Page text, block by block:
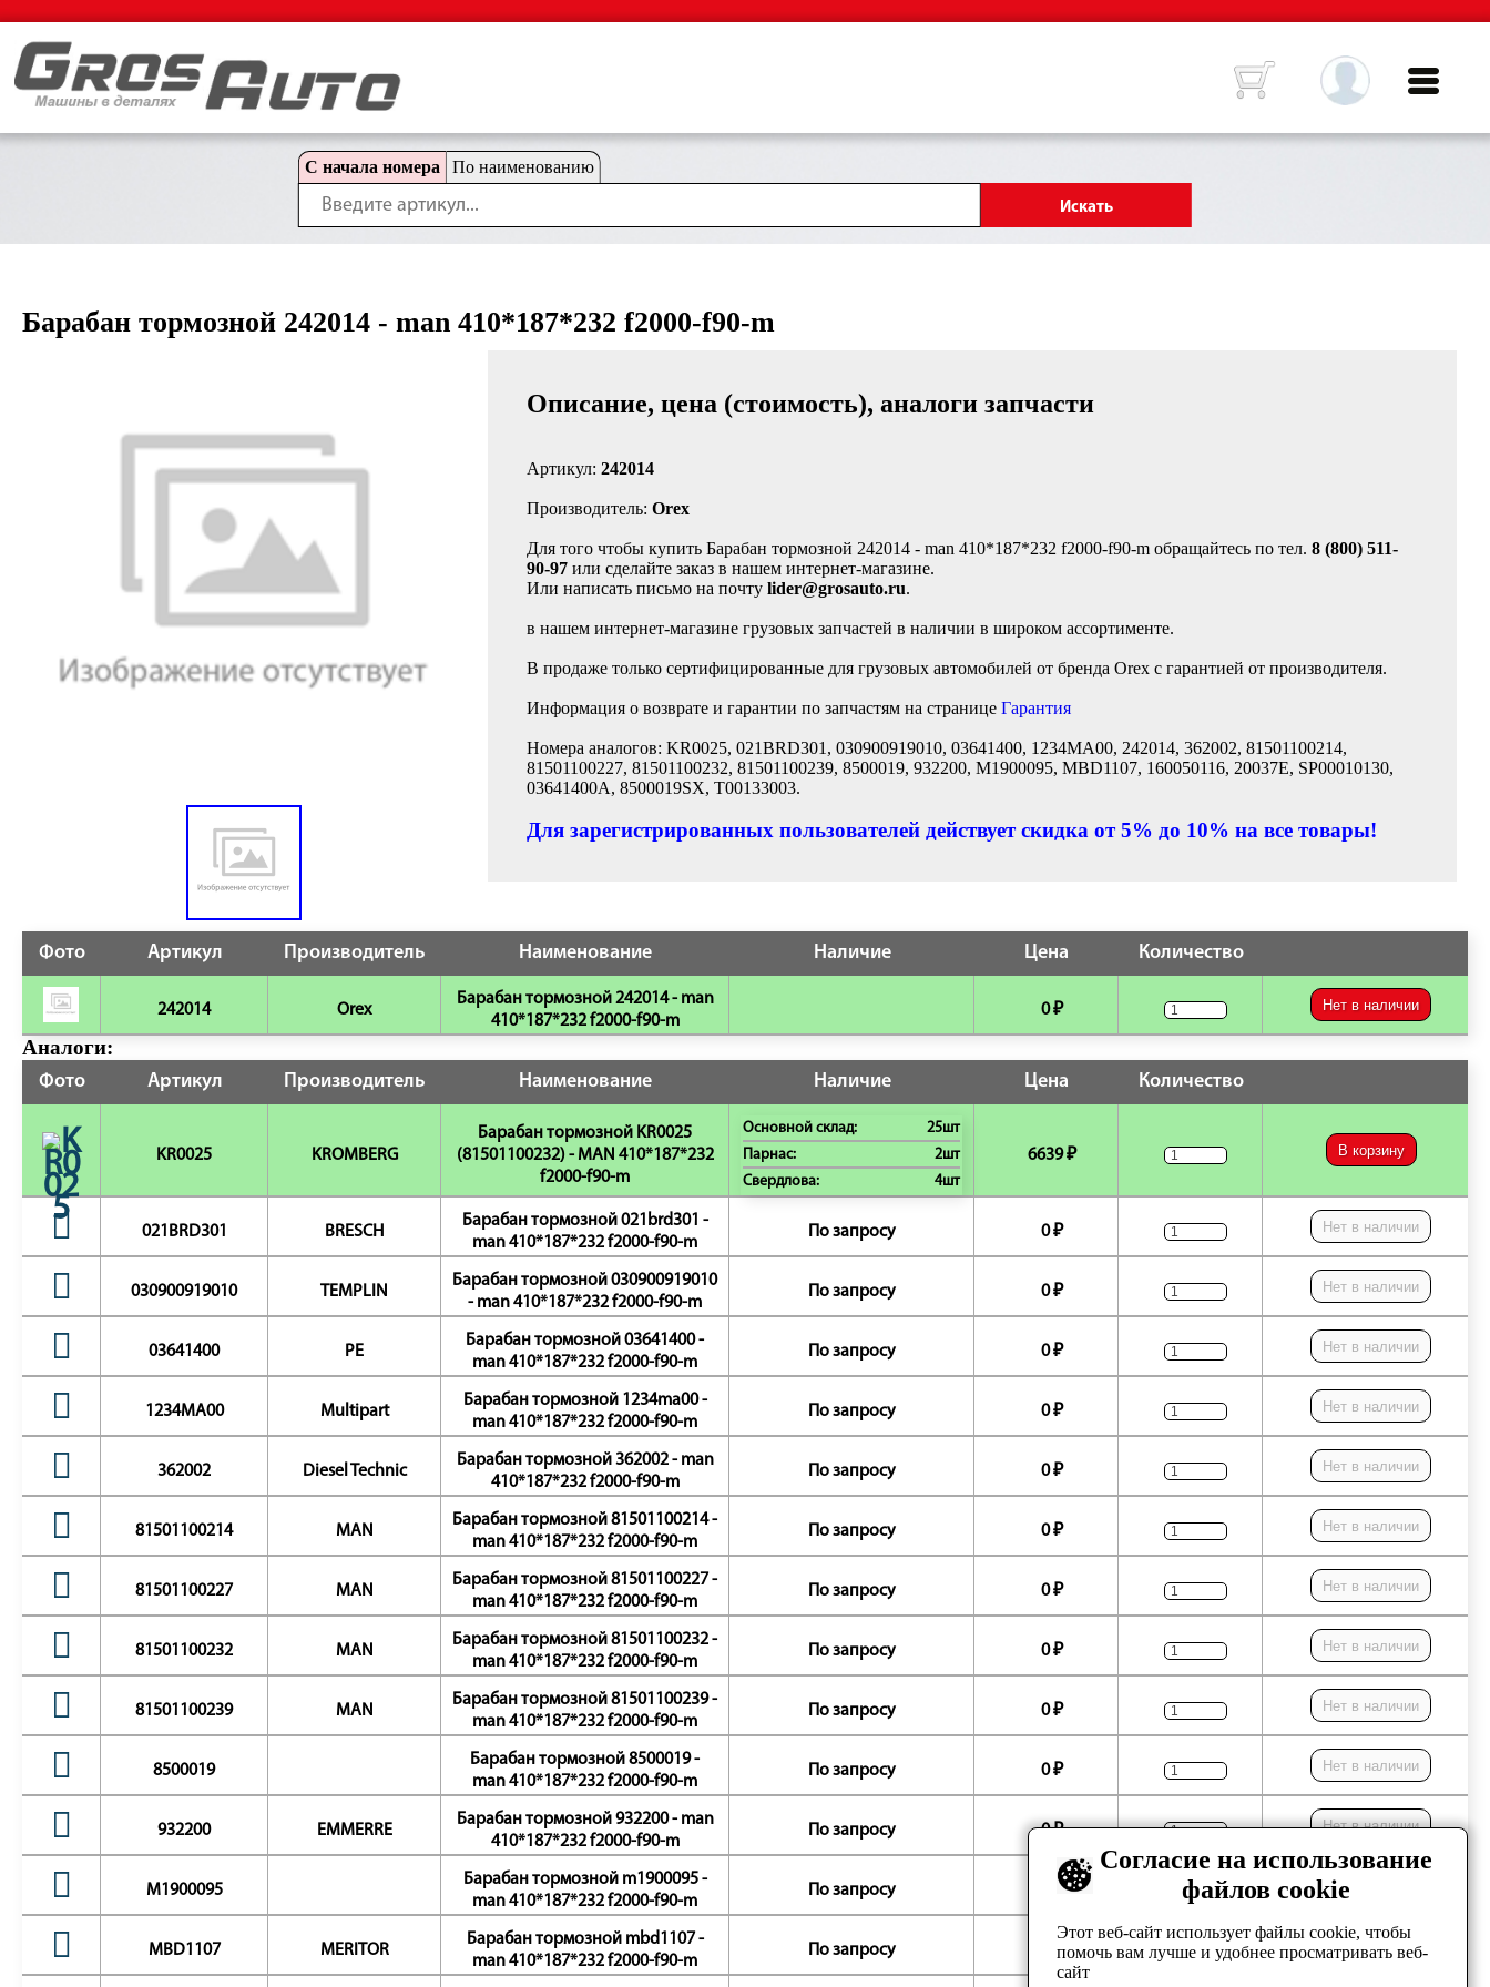
С начала номера По наименованию
Барабан тормозной 242014 - man 410*187*232 f2000-f90-m
Описание, цена (стоимость), аналоги запчасти
Артикул: 242014
Производитель: Orex
Для того чтобы купить Барабан тормозной 242014 - man 410*187*232 f2000-f90-m обращайтесь по тел. 8 (800) 511-
90-97 или сделайте заказ в нашем интернет-магазине.
Или написать письмо на почту lider@grosauto.ru.
в нашем интернет-магазине грузовых запчастей в наличии в широком ассортименте.
В продаже только сертифицированные для грузовых автомобилей от бренда Orex с гарантией от производителя.
Информация о возврате и гарантии по запчастям на странице Гарантия
Номера аналогов: KR0025, 021BRD301, 030900919010, 03641400, 1234MA00, 242014, 362002, 81501100214,
81501100227, 81501100232, 81501100239, 8500019, 932200, M1900095, MBD1107, 160050116, 20037E, SP00010130,
03641400A, 8500019SX, T00133003.
Для зарегистрированных пользователей действует скидка от 5% до 10% на все товары!
Фото Артикул Производитель Наименование Наличие Цена Количество
242014 Orex
Барабан тормозной 242014 - man
410*187*232 f2000-f90-m
0 ₽ Нет в наличии
Аналоги:
Фото Артикул Производитель Наименование Наличие Цена Количество
KR0025 KROMBERG
Барабан тормозной KR0025
(81501100232) - MAN 410*187*232
f2000-f90-m
Основной склад:
25шт
Парнас:
2шт
Свердлова:
4шт
6639 ₽ В корзину
021BRD301 BRESCH
Барабан тормозной 021brd301 -
man 410*187*232 f2000-f90-m
По запросу 0 ₽ Нет в наличии
030900919010 TEMPLIN
Барабан тормозной 030900919010
- man 410*187*232 f2000-f90-m
По запросу 0 ₽ Нет в наличии
03641400 PE
Барабан тормозной 03641400 -
man 410*187*232 f2000-f90-m
По запросу 0 ₽ Нет в наличии
1234MA00 Multipart
Барабан тормозной 1234ma00 -
man 410*187*232 f2000-f90-m
По запросу 0 ₽ Нет в наличии
362002 Diesel Technic
Барабан тормозной 362002 - man
410*187*232 f2000-f90-m
По запросу 0 ₽ Нет в наличии
81501100214 MAN
Барабан тормозной 81501100214 -
man 410*187*232 f2000-f90-m
По запросу 0 ₽ Нет в наличии
81501100227 MAN
Барабан тормозной 81501100227 -
man 410*187*232 f2000-f90-m
По запросу 0 ₽ Нет в наличии
81501100232 MAN
Барабан тормозной 81501100232 -
man 410*187*232 f2000-f90-m
По запросу 0 ₽ Нет в наличии
81501100239 MAN
Барабан тормозной 81501100239 -
man 410*187*232 f2000-f90-m
По запросу 0 ₽ Нет в наличии
8500019
Барабан тормозной 8500019 -
man 410*187*232 f2000-f90-m
По запросу 0 ₽ Нет в наличии
932200 EMMERRE
Барабан тормозной 932200 - man
410*187*232 f2000-f90-m
По запросу 0 ₽ Нет в наличии
M1900095
Барабан тормозной m1900095 -
man 410*187*232 f2000-f90-m
По запросу 0 ₽ Нет в наличии
MBD1107 MERITOR
Барабан тормозной mbd1107 -
man 410*187*232 f2000-f90-m
По запросу 0 ₽ Нет в наличии
Согласие на использование
файлов cookie
Этот веб-сайт использует файлы cookie, чтобы
помочь вам лучше и удобнее просматривать веб-
сайт